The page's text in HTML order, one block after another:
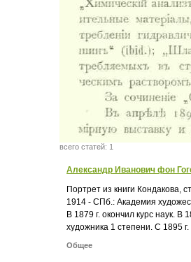
всего статей: 1
Александр Иванович фон
Портрет из книги Кондакова,
1914 - СПб.: Академия
В 1879 г. окончил курс наук.
художника 1 степени. С 1895
Общее